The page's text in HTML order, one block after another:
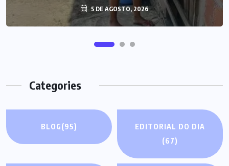
5 DE AGOSTO, 2026
Categories
BLOG(95)
EDITORIAL DO DIA
(67)